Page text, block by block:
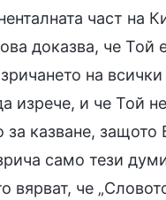
част на
доказва, че Той
на
изрече, и че Той
казване, защото
само тези
вярват, че